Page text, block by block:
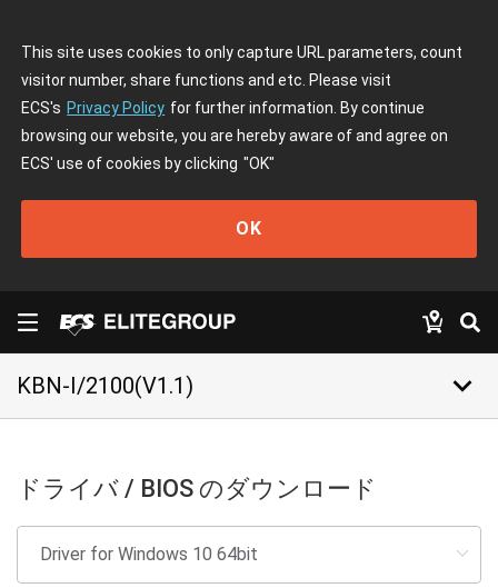
This site uses cookies to only capture URL parameters, count
visitor number, share functions and etc. Please visit
ECS's Privacy Policy for further information. By continue
browsing our website, you are hereby aware of and agree on
ECS' use of cookies by clicking "OK"
OK
KBN-I/2100(V1.1) keyboard_arrow_down
ドライバ / BIOS のダウンロード